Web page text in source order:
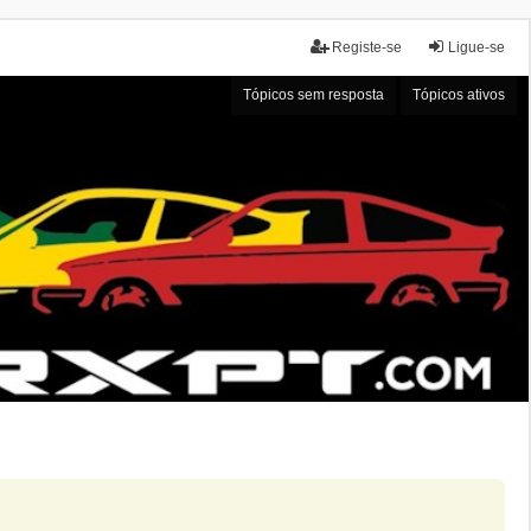
Ligue-se
Registe-se
Tópicos sem resposta Tópicos ativos